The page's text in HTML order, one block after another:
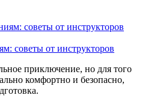
советы от инструкторов
приключение, но для того
комфортно и безопасно,